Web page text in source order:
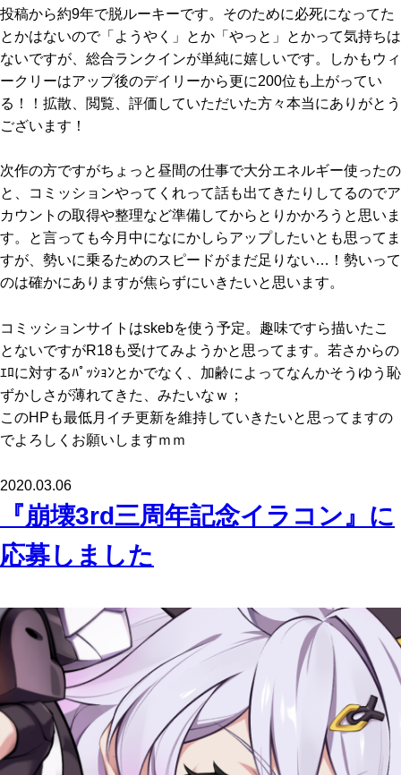
投稿から約9年で脱ルーキーです。そのために必死になってた
とかはないので「ようやく」とか「やっと」とかって気持ちは
ないですが、総合ランクインが単純に嬉しいです。しかもウィ
ークリーはアップ後のデイリーから更に200位も上がってい
る！！拡散、閲覧、評価していただいた方々本当にありがとう
ございます！
次作の方ですがちょっと昼間の仕事で大分エネルギー使ったの
と、コミッションやってくれって話も出てきたりしてるのでア
カウントの取得や整理など準備してからとりかかろうと思いま
す。と言っても今月中になにかしらアップしたいとも思ってま
すが、勢いに乗るためのスピードがまだ足りない…！勢いって
のは確かにありますが焦らずにいきたいと思います。
コミッションサイトはskebを使う予定。趣味ですら描いたこ
とないですがR18も受けてみようかと思ってます。若さからの
ｴﾛに対するﾊﾟｯｼｮﾝとかでなく、加齢によってなんかそうゆう恥
ずかしさが薄れてきた、みたいなｗ；
このHPも最低月イチ更新を維持していきたいと思ってますの
でよろしくお願いしますｍｍ
2020.03.06
『崩壊3rd三周年記念イラコン』に
応募しました